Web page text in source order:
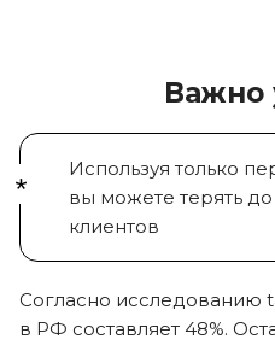
Важно
Используя только
вы можете терять до
клиентов
Согласно исследованию
в РФ составляет 48%.